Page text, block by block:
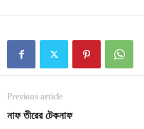
Previous article
নাফ তীরের টেকনাফ